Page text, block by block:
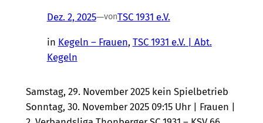
Dez. 2, 2025—vonTSC 1931 e.V.
in Kegeln – Frauen, TSC 1931 e.V. | Abt.
Kegeln
Samstag, 29. November 2025 kein Spielbetrieb
Sonntag, 30. November 2025 09:15 Uhr | Frauen |